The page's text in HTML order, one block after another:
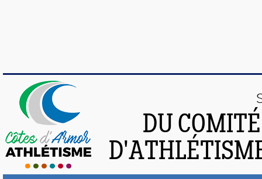
DU